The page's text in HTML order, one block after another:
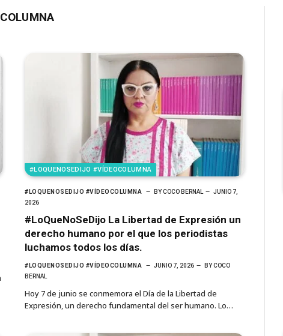
#LOQUENOSEDIJO #VÍDEOCOLUMNA
#LOQUENOSEDIJO #VÍDEOCOLUMNA BYCOCO BERNAL
JUNIO 7,
2026
#LoQueNoSeDijo La Libertad de Expresión un
derecho humano por el que los periodistas
luchamos todos los días.
#LOQUENOSEDIJO #VÍDEOCOLUMNA JUNIO 7, 2026 BYCOCO
BERNAL
Hoy 7 de junio se conmemora el Día de la Libertad de
Expresión, un derecho fundamental del ser humano. Lo…